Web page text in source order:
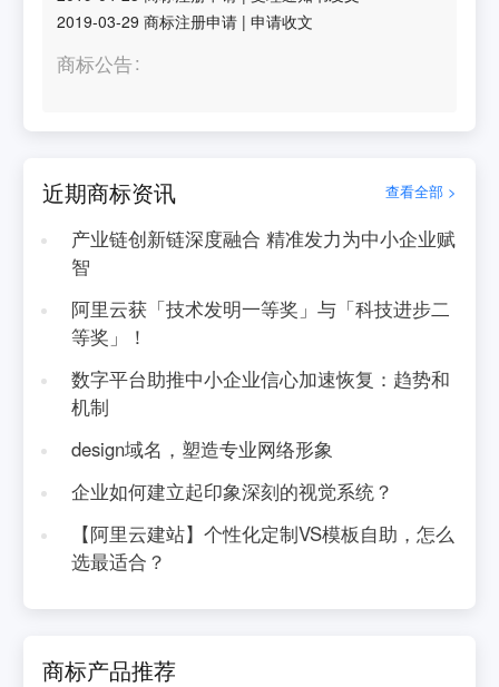
2019-03-29 商标注册申请 |申请收文
商标公告
近期商标资讯 查看全部 >
产业链创新链深度融合 精准发力为中小企业赋
智
阿里云获「技术发明一等奖」与「科技进步二
等奖」！
数字平台助推中小企业信心加速恢复：趋势和
机制
design域名，塑造专业网络形象
企业如何建立起印象深刻的视觉系统？
【阿里云建站】个性化定制VS模板自助，怎么
选最适合？
商标产品推荐